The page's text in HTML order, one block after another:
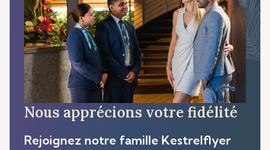
Nous apprécions votre fidélité
Rejoignez notre famille Kestrelflyer